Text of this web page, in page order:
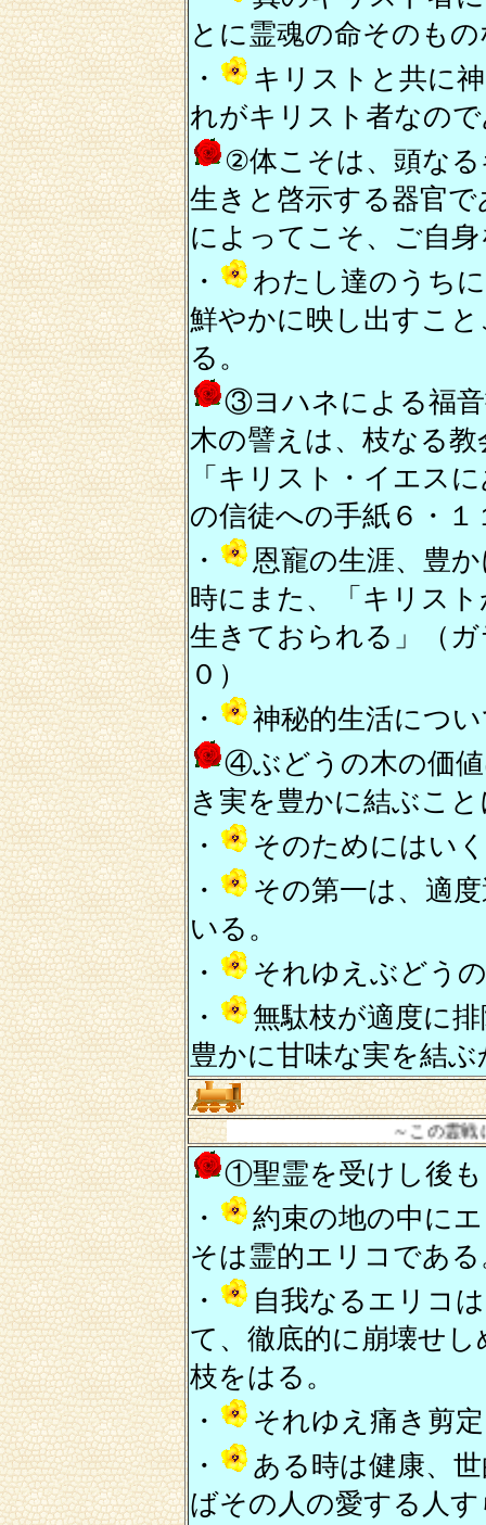
とに霊魂の命そのも
・
キリストと共に
れがキリスト者なの
②体こそは、頭な
生きと啓示する器官
によってこそ、ご自
・
わたし達のうち
鮮やかに映し出すこ
る。
③ヨハネによる福
木の譬えは、枝なる
「キリスト・イエス
の信徒への手紙６・１
・
恩寵の生涯、豊
時にまた、「キリス
生きておられる」（
０）
・
神秘的生活につ
④ぶどうの木の価
き実を豊かに結ぶこ
・
そのためにはい
・
その第一は、適
いる。
・
それゆえぶどう
・
無駄枝が適度に
豊かに甘味な実を結
～この霊戦に打ち勝つ
①聖霊を受けし後
・
約束の地の中に
そは霊的エリコである
・
自我なるエリコ
て、徹底的に崩壊せ
枝をはる。
・
それゆえ痛き剪
・
ある時は健康、
ばその人の愛する人